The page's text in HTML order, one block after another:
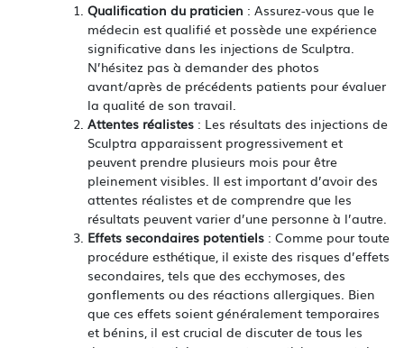
Qualification du praticien : Assurez-vous que le
médecin est qualifié et possède une expérience
significative dans les injections de Sculptra.
N’hésitez pas à demander des photos
avant/après de précédents patients pour évaluer
la qualité de son travail.
Attentes réalistes : Les résultats des injections de
Sculptra apparaissent progressivement et
peuvent prendre plusieurs mois pour être
pleinement visibles. Il est important d’avoir des
attentes réalistes et de comprendre que les
résultats peuvent varier d’une personne à l’autre.
Effets secondaires potentiels : Comme pour toute
procédure esthétique, il existe des risques d’effets
secondaires, tels que des ecchymoses, des
gonflements ou des réactions allergiques. Bien
que ces effets soient généralement temporaires
et bénins, il est crucial de discuter de tous les